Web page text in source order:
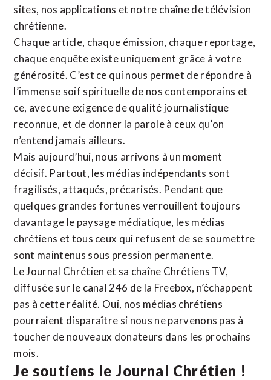
sites, nos applications et notre chaîne de télévision
chrétienne.
Chaque article, chaque émission, chaque reportage,
chaque enquête existe uniquement grâce à votre
générosité. C’est ce qui nous permet de répondre à
l’immense soif spirituelle de nos contemporains et
ce, avec une exigence de qualité journalistique
reconnue, et de donner la parole à ceux qu’on
n’entend jamais ailleurs.
Mais aujourd’hui, nous arrivons à un moment
décisif. Partout, les médias indépendants sont
fragilisés, attaqués, précarisés. Pendant que
quelques grandes fortunes verrouillent toujours
davantage le paysage médiatique, les médias
chrétiens et tous ceux qui refusent de se soumettre
sont maintenus sous pression permanente.
Le Journal Chrétien et sa chaîne Chrétiens TV,
diffusée sur le canal 246 de la Freebox, n’échappent
pas à cette réalité. Oui, nos médias chrétiens
pourraient disparaître si nous ne parvenons pas à
toucher de nouveaux donateurs dans les prochains
mois.
Je soutiens le Journal Chrétien !